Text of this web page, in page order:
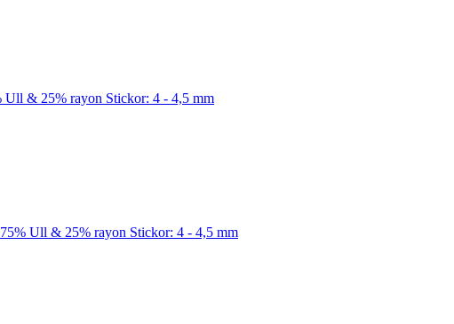
Ull & 25% rayon Stickor: 4 - 4,5 mm
Ull & 25% rayon Stickor: 4 - 4,5 mm